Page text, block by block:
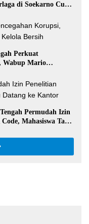
di Soekarno Cup
Perkuat
Wabup Mario
Permudah Izin
Mahasiswa Tak